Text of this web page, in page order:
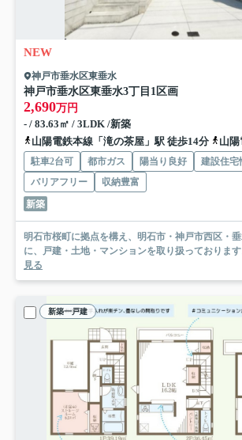
NEW
神戸市垂水区東垂水
神戸市垂水区東垂水3丁目 1区画
2,690万円
- / 83.63㎡ / 3LDK /新築
山陽電鉄本線「滝の茶屋」駅 徒歩14分
山陽電
駐車2台可 都市ガス 陽当り良好
建設住宅
バリアフリー
収納豊富
新築
明石市桜町に拠点を構え、明石市・神戸市西区・
に、戸建・土地・マンションを取り扱っておりま
見る
新築一戸建